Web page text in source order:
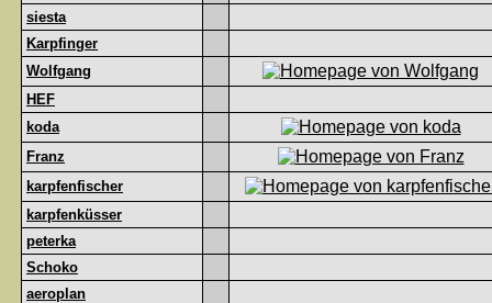
siesta
Karpfinger
Wolfgang
HEF
koda
Franz
karpfenfischer
karpfenküsser
peterka
Schoko
aeroplan